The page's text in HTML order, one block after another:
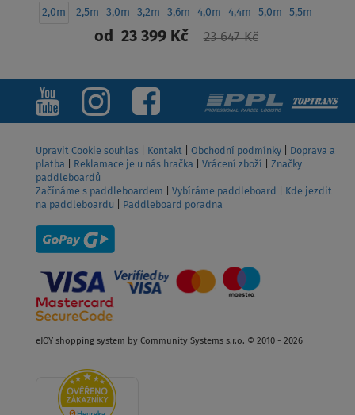
2,0m 2,5m 3,0m 3,2m 3,6m 4,0m 4,4m 5,0m 5,5m
od23 399 Kč 23 647 Kč
ZOBRAZIT
Upravit Cookie souhlas Kontakt Obchodní podmínky
Doprava a
platba
Reklamace je u nás hračka Vrácení zboží
Značky
paddleboardů
Začínáme s paddleboardem
Vybíráme paddleboard
Kde jezdit
na paddleboardu
Paddleboard poradna
eJOY shopping system by Community Systems s.r.o. © 2010 - 2026